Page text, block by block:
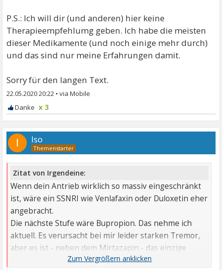
P.S.: Ich will dir (und anderen) hier keine
Therapieempfehlumg geben. Ich habe die meisten
dieser Medikamente (und noch einige mehr durch)
und das sind nur meine Erfahrungen damit.
Sorry für den langen Text.
22.05.2020 20:22 •
x 3
I Iso
Zitat von Irgendeine:
Wenn dein Antrieb wirklich so massiv eingeschränkt
ist, wäre ein SSNRI wie Venlafaxin oder Duloxetin eher
angebracht.
Die nächste Stufe wäre Bupropion. Das nehme ich
aktuell. Es verursacht bei mir leider starken Tremor,
aber es ist - neben dem Mirtazapin - das einzige
Antidepressivum, was dauerhaft halbwegs wirkt.